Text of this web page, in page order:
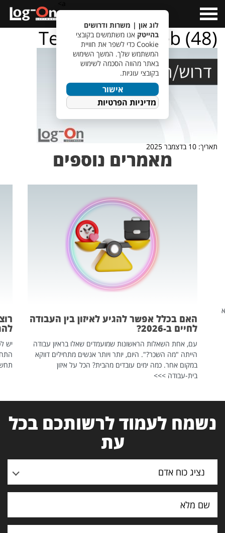
Menu
TempletJobsWeb (48)
תאריך: 10 בדצמבר 2025
מאמרים נוספים
האם בכלל אפשר להגיע לאיזון בין העבודה
לחיים ב-2026?
עם, אחת השאלות הראשונות שמועמדים שאלו בראיון עבודה
הייתה "מה השכר?". היום, יותר ויותר אנשים מתחילים דווקא
במקום אחר. כמה ימים עובדים מהבית? הכל על איזון
בית-עבודה >>>
יש
נשמח לעמוד לרשותכם בכל
עת
נציג כוח אדם
לוג און | משרות ודרושים
בהייטק אנו משתמשים בקובצי
Cookie כדי לשפר את חוויית
המשתמש שלך. המשך השימוש
באתר מהווה הסכמה לשימוש
בקובצי עוגיות.
אישור
מדיניות הפרטיות